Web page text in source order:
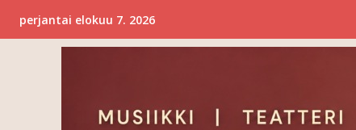
perjantai elokuu 7. 2026